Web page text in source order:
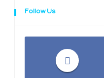
Follow Us